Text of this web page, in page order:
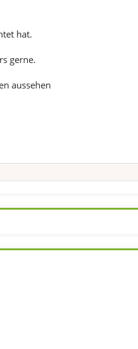
hat.
gerne.
aussehen